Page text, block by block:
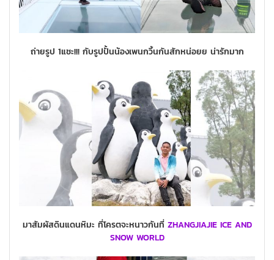
ถ่ายรูป 1แชะ!!! กับรูปปั้นน้องเพนกวิ้นกันสักหน่อยย น่ารักมาก
มาสัมผัสดินแดนหิมะ ที่โครตจะหนาวกันที่ ZHANGJIAJIE ICE AND
SNOW WORLD